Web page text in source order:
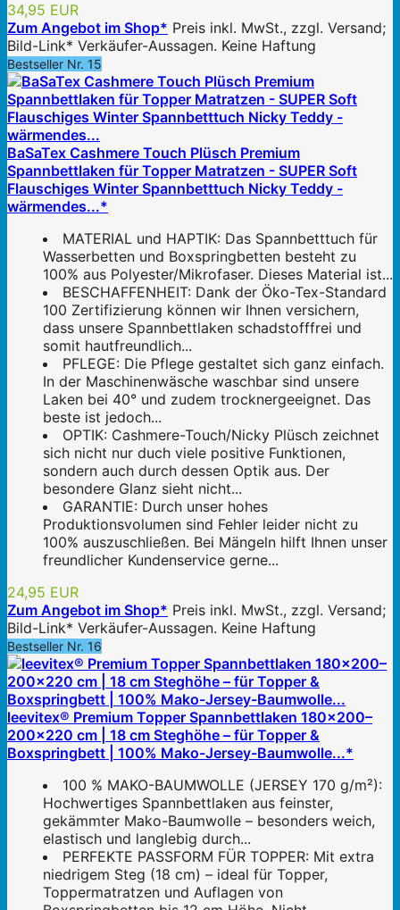
34,95 EUR
Zum Angebot im Shop* Preis inkl. MwSt., zzgl. Versand;
Bild-Link* Verkäufer-Aussagen. Keine Haftung
Bestseller Nr. 15
BaSaTex Cashmere Touch Plüsch Premium
Spannbettlaken für Topper Matratzen - SUPER Soft
Flauschiges Winter Spannbetttuch Nicky Teddy -
wärmendes...*
MATERIAL und HAPTIK: Das Spannbetttuch für
Wasserbetten und Boxspringbetten besteht zu
100% aus Polyester/Mikrofaser. Dieses Material ist...
BESCHAFFENHEIT: Dank der Öko-Tex-Standard
100 Zertifizierung können wir Ihnen versichern,
dass unsere Spannbettlaken schadstofffrei und
somit hautfreundlich...
PFLEGE: Die Pflege gestaltet sich ganz einfach.
In der Maschinenwäsche waschbar sind unsere
Laken bei 40° und zudem trocknergeeignet. Das
beste ist jedoch...
OPTIK: Cashmere-Touch/Nicky Plüsch zeichnet
sich nicht nur duch viele positive Funktionen,
sondern auch durch dessen Optik aus. Der
besondere Glanz sieht nicht...
GARANTIE: Durch unser hohes
Produktionsvolumen sind Fehler leider nicht zu
100% auszuschließen. Bei Mängeln hilft Ihnen unser
freundlicher Kundenservice gerne...
24,95 EUR
Zum Angebot im Shop* Preis inkl. MwSt., zzgl. Versand;
Bild-Link* Verkäufer-Aussagen. Keine Haftung
Bestseller Nr. 16
leevitex® Premium Topper Spannbettlaken 180x200–
200x220 cm | 18 cm Steghöhe – für Topper &
Boxspringbett | 100% Mako-Jersey-Baumwolle...*
100 % MAKO-BAUMWOLLE (JERSEY 170 g/m²):
Hochwertiges Spannbettlaken aus feinster,
gekämmter Mako-Baumwolle – besonders weich,
elastisch und langlebig durch...
PERFEKTE PASSFORM FÜR TOPPER: Mit extra
niedrigem Steg (18 cm) – ideal für Topper,
Toppermatratzen und Auflagen von